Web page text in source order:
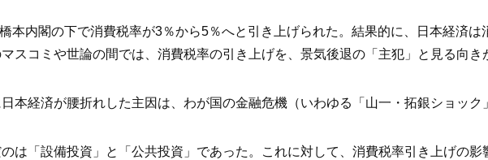
本内閣の下で消費税率が3％から5％へと引き上げられた。結果的に、日本経済
スコミや世論の間では、消費税率の引き上げを、景気後退の「主犯」と見る向き
本経済が腰折れした主因は、わが国の金融危機（いわゆる「山一・拓銀ショック
は「設備投資」と「公共投資」であった。これに対して、消費税率引き上げの